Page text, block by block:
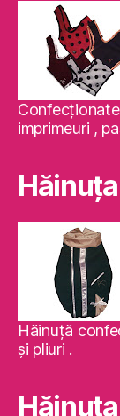
imprimeuri ,
Hăinuţă
şi pliuri .